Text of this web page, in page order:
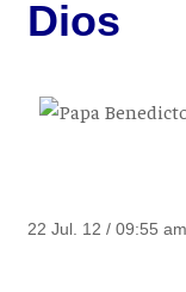
Dios
22 Jul. 12 / 09:55